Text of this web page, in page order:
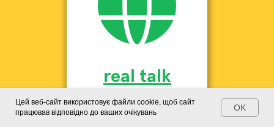
Розмовна французька для
real talk
Цей веб-сайт використовує файли cookie, щоб сайт
працював відповідно до ваших очікувань
OK